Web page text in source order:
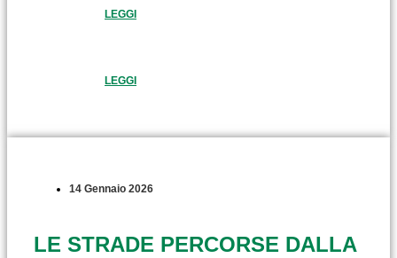
LEGGI
LEGGI
14 Gennaio 2026
LE STRADE PERCORSE DALLA